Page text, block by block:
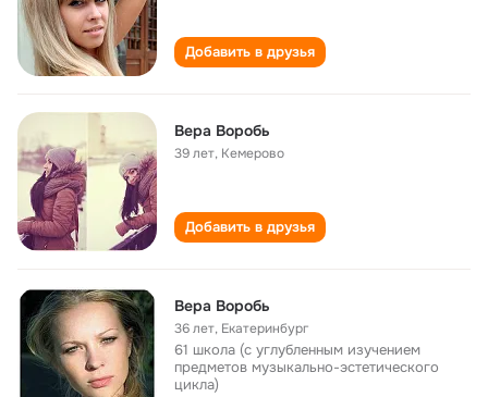
Добавить в друзья
Вера Воробь
39 лет, Кемерово
Добавить в друзья
Вера Воробь
36 лет, Екатеринбург
61 школа (с углубленным изучением
предметов музыкально-эстетического
цикла)